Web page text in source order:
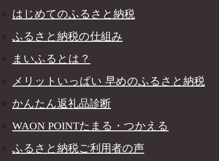
はじめてのふるさと納税
ふるさと納税の仕組み
まいふるとは？
メリットいっぱい 早めのふるさと納税
かんたん返礼品診断
WAON POINTたまる・つかえる
ふるさと納税ご利用者の声